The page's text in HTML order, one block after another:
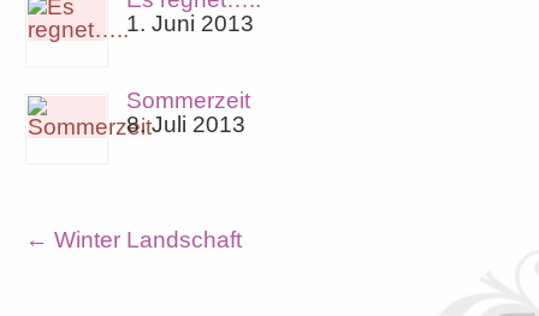
1. Juni 2013
Sommerzeit
8. Juli 2013
← Winter Landschaft